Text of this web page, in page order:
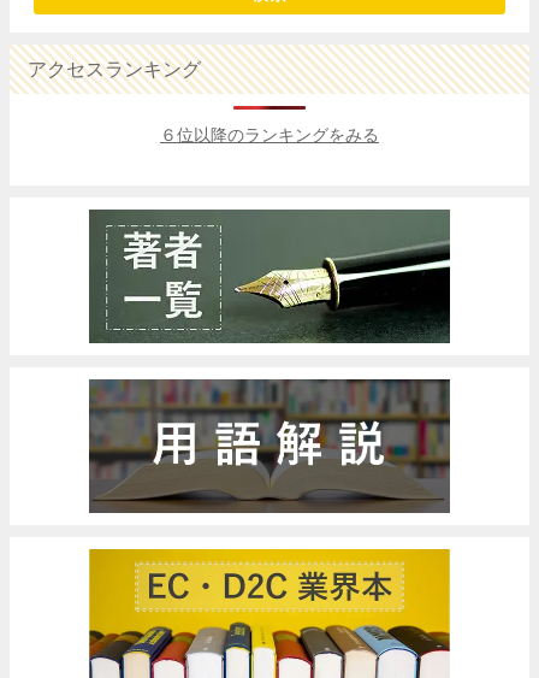
アクセスランキング
６位以降のランキングをみる